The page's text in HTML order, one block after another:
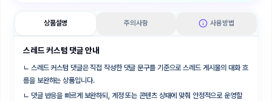
상품설명 주의사항 사용방법
스레드 커스텀 댓글 안내
ㄴ 스레드 커스텀 댓글은 직접 작성한 댓글 문구를 기준으로 스레드 게시물의 대화 흐
름을 보완하는 상품입니다.
ㄴ 댓글 반응을 빠르게 보완하되, 계정 또는 콘텐츠 상태에 맞춰 안정적으로 운영할